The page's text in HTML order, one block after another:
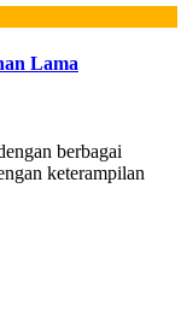
Lama
berbagai
keterampilan